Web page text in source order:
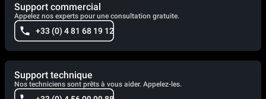
Support commercial
Appelez nos experts pour une consultation gratuite.
+33 (0) 4 81 68 19 12
Support technique
Nos techniciens sont prêts à vous aider. Appelez-les.